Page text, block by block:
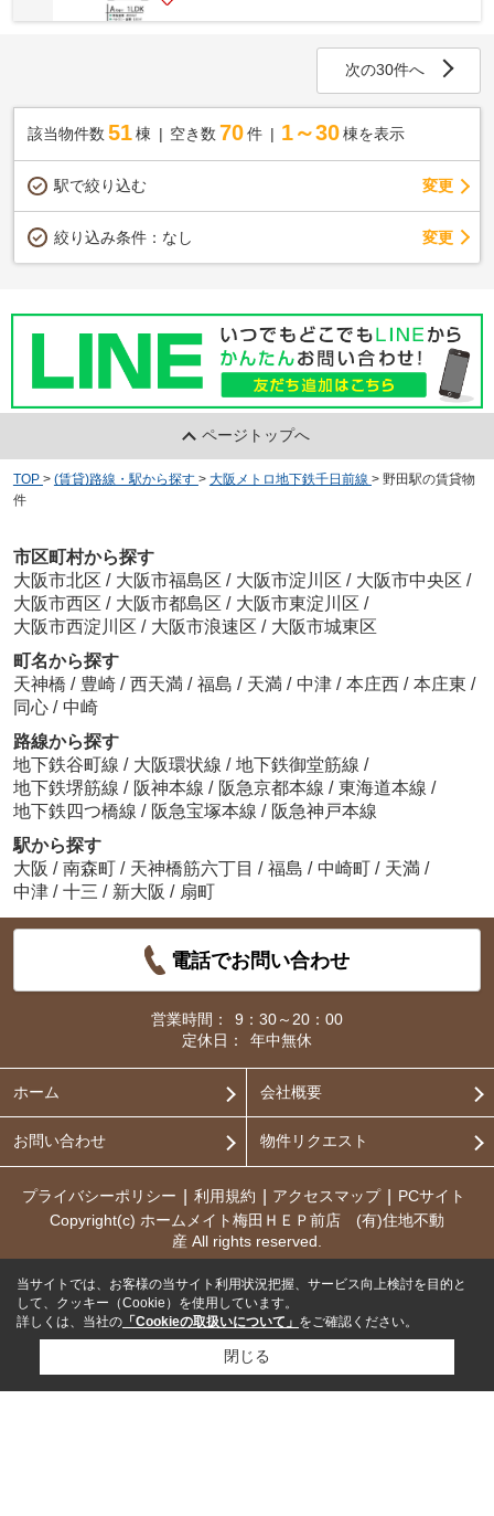
次の30件へ
該当物件数 51棟 空き数 70 件 1～30 棟を表示
駅で絞り込む 変更
絞り込み条件： なし 変更
ページトップへ
TOP > (賃貸)路線・駅から探す > 大阪メトロ地下鉄千日前線 > 野田駅の賃貸物
件
市区町村から探す
大阪市北区 / 大阪市福島区 / 大阪市淀川区 / 大阪市中央区 /
大阪市西区 / 大阪市都島区 / 大阪市東淀川区 /
大阪市西淀川区 / 大阪市浪速区 / 大阪市城東区
町名から探す
天神橋 / 豊崎 / 西天満 / 福島 / 天満 / 中津 / 本庄西 / 本庄東 /
同心 / 中崎
路線から探す
地下鉄谷町線 / 大阪環状線 / 地下鉄御堂筋線 /
地下鉄堺筋線 / 阪神本線 / 阪急京都本線 / 東海道本線 /
地下鉄四つ橋線 / 阪急宝塚本線 / 阪急神戸本線
駅から探す
大阪 / 南森町 / 天神橋筋六丁目 / 福島 / 中崎町 / 天満 /
中津 / 十三 / 新大阪 / 扇町
電話でお問い合わせ
営業時間：
9：30～20：00
定休日：
年中無休
ホーム 会社概要
お問い合わせ 物件リクエスト
プライバシーポリシー 利用規約 アクセスマップ
PCサイト
Copyright(c) ホームメイト梅田ＨＥＰ前店 (有)住地不動
産 All rights reserved.
当サイトでは、お客様の当サイト利用状況把握、サービス向上検討を目的と
して、クッキー（Cookie）を使用しています。
詳しくは、当社の 「Cookieの取扱いについて」 をご確認ください。
閉じる